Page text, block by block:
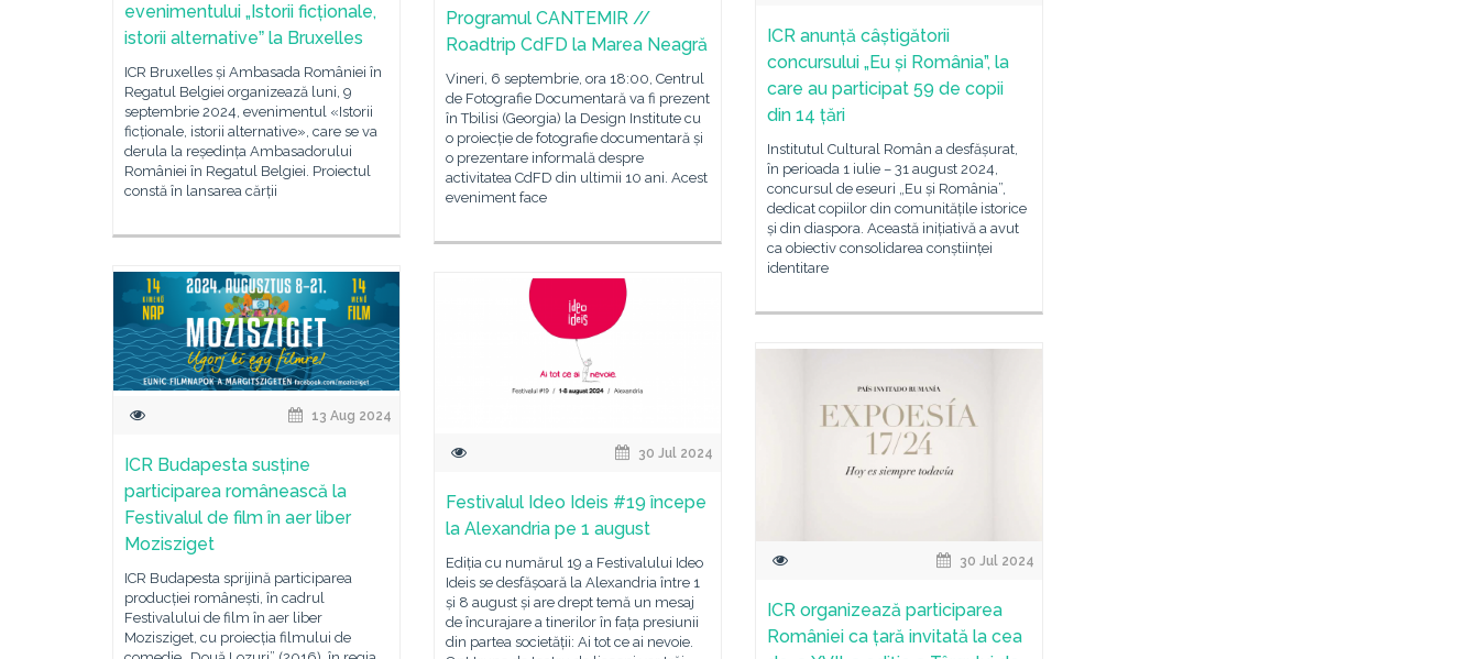
evenimentului „Istorii ficționale,
istorii alternativeˮ la Bruxelles
ICR Bruxelles și Ambasada României în
Regatul Belgiei organizează luni, 9
septembrie 2024, evenimentul «Istorii
ficționale, istorii alternative», care se va
derula la reședința Ambasadorului
României în Regatul Belgiei. Proiectul
constă în lansarea cărții
Programul CANTEMIR //
Roadtrip CdFD la Marea Neagră
Vineri, 6 septembrie, ora 18:00, Centrul
de Fotografie Documentară va fi prezent
în Tbilisi (Georgia) la Design Institute cu
o proiecție de fotografie documentară și
o prezentare informală despre
activitatea CdFD din ultimii 10 ani. Acest
eveniment face
ICR anunță câștigătorii
concursului „Eu și România”, la
care au participat 59 de copii
din 14 țări
Institutul Cultural Român a desfășurat,
în perioada 1 iulie – 31 august 2024,
concursul de eseuri „Eu și România”,
dedicat copiilor din comunitățile istorice
și din diaspora. Această inițiativă a avut
ca obiectiv consolidarea conștiinței
identitare
13 Aug 2024
ICR Budapesta susține
participarea românească la
Festivalul de film în aer liber
Mozisziget
ICR Budapesta sprijină participarea
producției românești, în cadrul
Festivalului de film în aer liber
Mozisziget, cu proiecția filmului de
30 Jul 2024
Festivalul Ideo Ideis #19 începe
la Alexandria pe 1 august
Ediția cu numărul 19 a Festivalului Ideo
Ideis se desfășoară la Alexandria între 1
și 8 august și are drept temă un mesaj
de încurajare a tinerilor în fața presiunii
din partea societății: Ai tot ce ai nevoie.
30 Jul 2024
ICR organizează participarea
României ca țară invitată la cea